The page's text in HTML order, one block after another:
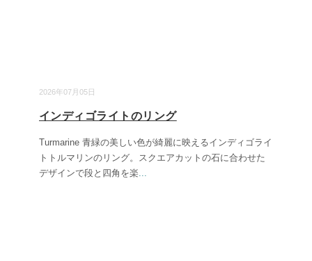
2026年07月05日
インディゴライトのリング
Turmarine 青緑の美しい色が綺麗に映えるインディゴライ
トトルマリンのリング。スクエアカットの石に合わせた
デザインで段と四角を楽...